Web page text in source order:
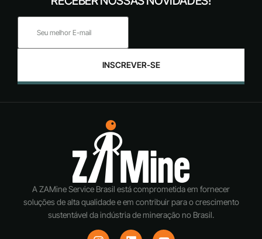
INSCREVER-SE
A ZAMine Service Brasil está comprometida em fornecer
soluções de alta qualidade e em contribuir para o crescimento
sustentável da indústria de mineração no Brasil.